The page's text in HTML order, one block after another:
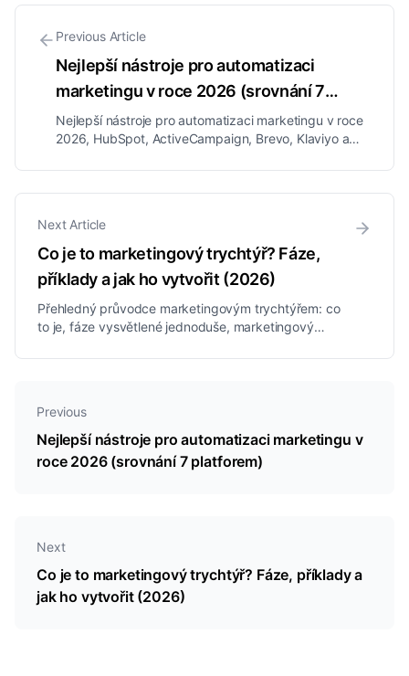
Previous Article
Nejlepší nástroje pro automatizaci
marketingu v roce 2026 (srovnání 7
platforem)
Nejlepší nástroje pro automatizaci marketingu v roce
2026, HubSpot, ActiveCampaign, Brevo, Klaviyo a
vícekanálová volba pro firmy zaměřené na DM.
Next Article
Co je to marketingový trychtýř? Fáze,
příklady a jak ho vytvořit (2026)
Přehledný průvodce marketingovým trychtýřem: co
to je, fáze vysvětlené jednoduše, marketingový
vytvořit takový, který promění cizí lidi v zákazníky.
Previous
Nejlepší nástroje pro automatizaci marketingu v
roce 2026 (srovnání 7 platforem)
Next
Co je to marketingový trychtýř? Fáze, příklady a
jak ho vytvořit (2026)